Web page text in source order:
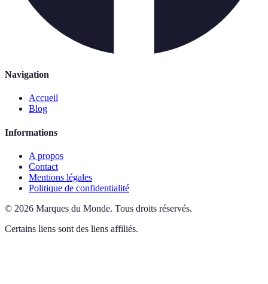
Navigation
Accueil
Blog
Informations
A propos
Contact
Mentions légales
Politique de confidentialité
© 2026 Marques du Monde. Tous droits réservés.
Certains liens sont des liens affiliés.